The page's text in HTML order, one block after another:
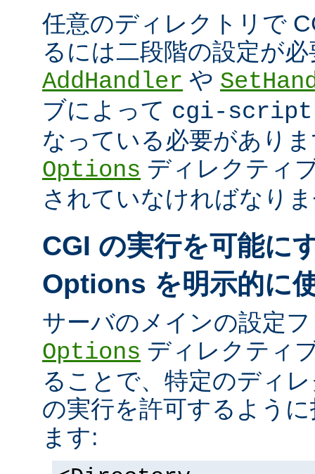
任意のディレクトリで
るには二段階の設定が
AddHandler や
ブによって cgi-script
なっている必要があり
Options ディレクティ
されていなければなり
CGI の実行を可能に
Options を明示的に
サーバのメインの設定
Options ディレクティ
ることで、特定のディ
の実行を許可するよう
ます: